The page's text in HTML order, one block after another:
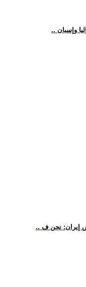
وإسبان
إيران: نحن ف